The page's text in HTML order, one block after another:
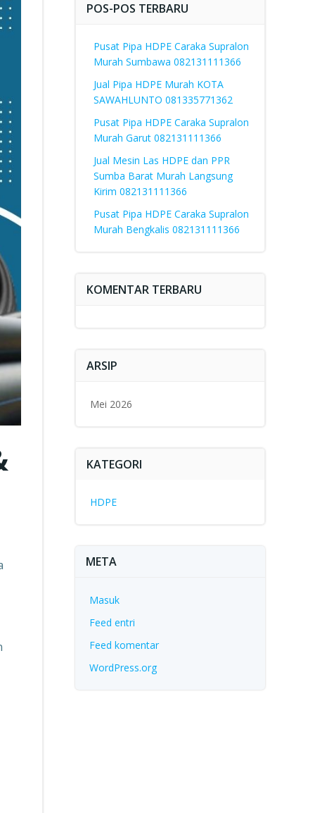
POS-POS TERBARU
Pusat Pipa HDPE Caraka Supralon
Murah Sumbawa 082131111366
Jual Pipa HDPE Murah KOTA
SAWAHLUNTO 081335771362
Pusat Pipa HDPE Caraka Supralon
Murah Garut 082131111366
Jual Mesin Las HDPE dan PPR
Sumba Barat Murah Langsung
Kirim 082131111366
Pusat Pipa HDPE Caraka Supralon
Murah Bengkalis 082131111366
KOMENTAR TERBARU
ARSIP
Mei 2026
KATEGORI
HDPE
META
Masuk
Feed entri
Feed komentar
WordPress.org